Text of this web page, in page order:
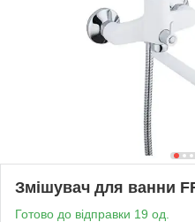
Змішувач для ванни
Готово до відправки 19 од.